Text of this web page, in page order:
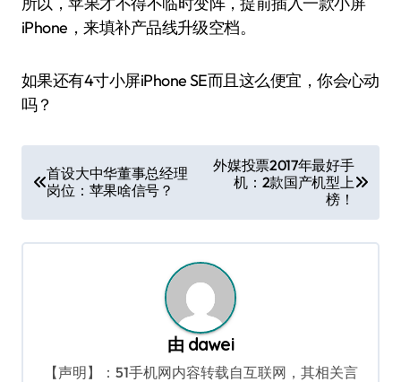
iPhone，来填补产品线升级空档。
如果还有4寸小屏iPhone SE而且这么便宜，你会心动
吗？
章
导
航
首设大中华董事总经理
岗位：苹果啥信号？
外媒投票2017年最好手
机：2款国产机型上
榜！
由 dawei
【声明】：51手机网内容转载自互联网，其相关言